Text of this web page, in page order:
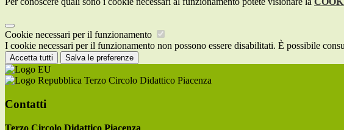
Cookie necessari per il funzionamento
I cookie necessari per il funzionamento non possono essere disabilitati. È possibile
Accetta tutti Salva le preferenze
Terzo Circolo Didattico Piacenza
Contatti
Terzo Circolo Didattico Piacenza